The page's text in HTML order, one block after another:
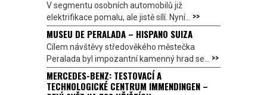
V segmentu osobních automobilů již
elektrifikace pomalu, ale jistě sílí. Nyní... >>
MUSEU DE PERALADA – HISPANO SUIZA
Cílem návštěvy středověkého městečka
Peralada byl impozantní kamenný hrad se... >>
MERCEDES-BENZ: TESTOVACÍ A
TECHNOLOGICKÉ CENTRUM IMMENDINGEN –